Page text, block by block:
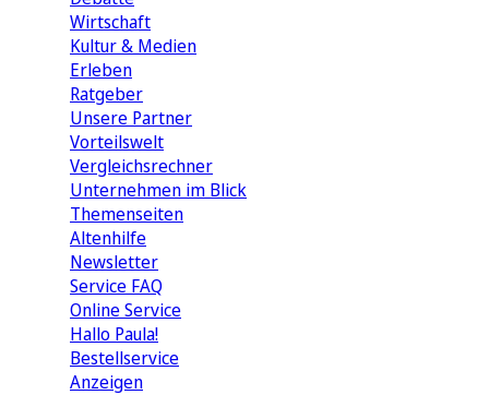
Wirtschaft
Kultur & Medien
Erleben
Ratgeber
Unsere Partner
Vorteilswelt
Vergleichsrechner
Unternehmen im Blick
Themenseiten
Altenhilfe
Newsletter
Service FAQ
Online Service
Hallo Paula!
Bestellservice
Anzeigen